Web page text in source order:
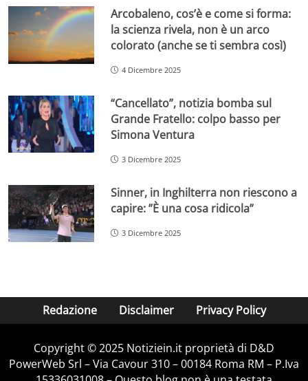
Arcobaleno, cos’è e come si forma:
la scienza rivela, non è un arco
colorato (anche se ti sembra così)
4 Dicembre 2025
“Cancellato”, notizia bomba sul
Grande Fratello: colpo basso per
Simona Ventura
3 Dicembre 2025
Sinner, in Inghilterra non riescono a
capire: ”È una cosa ridicola”
3 Dicembre 2025
Redazione Disclaimer Privacy Policy
Copyright © 2025 Notiziein.it proprietà di D&D
PowerWeb Srl – Via Cavour 310 – 00184 Roma RM – P.Iva